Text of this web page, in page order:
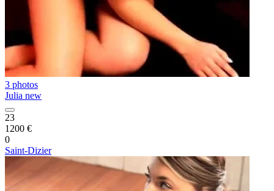
3 photos
Julia new
23
1200 €
0
Saint-Dizier